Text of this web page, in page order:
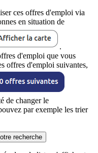
ces offres d'emploi via
en situation de
.
d'emploi que vous
offres d'emploi suivantes,
de changer le
par exemple les trier
recherche